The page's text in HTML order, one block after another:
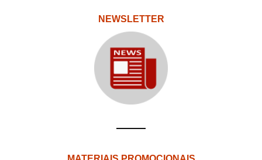
NEWSLETTER